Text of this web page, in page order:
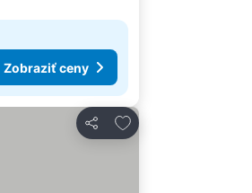
Zobraziť ceny
Zdieľať
Pridať do obľúbených